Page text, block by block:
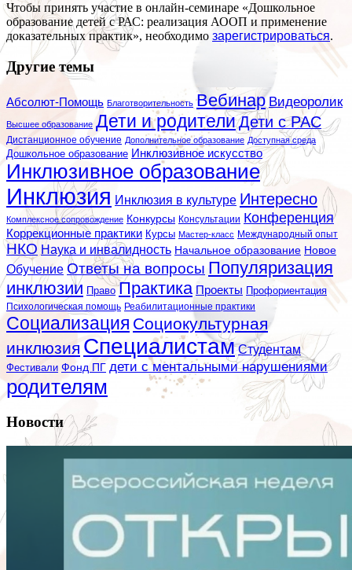
Чтобы принять участие в онлайн-семинаре «Дошкольное
образование детей с РАС: реализация АООП и применение
доказательных практик», необходимо зарегистрироваться.
Другие темы
Абсолют-Помощь Благотворительность Вебинар Видеоролик
Высшее образование Дети и родителиДети с РАС
Дистанционное обучение Дополнительное образование Доступная среда
Дошкольное образование Инклюзивное искусство
Инклюзивное образование
Инклюзия Инклюзия в культуре Интересно
Комплексное сопровождение Конкурсы Консультации Конференция
Коррекционные практики Курсы Мастер-класс Международный опыт
НКО Наука и инвалидность Начальное образование Новое
Обучение Ответы на вопросы Популяризация
инклюзии Право Практика Проекты Профориентация
Психологическая помощь Реабилитационные практики
Социализация Социокультурная
инклюзия Специалистам Студентам
Фестивали Фонд ПГ дети с ментальными нарушениями
родителям
Новости